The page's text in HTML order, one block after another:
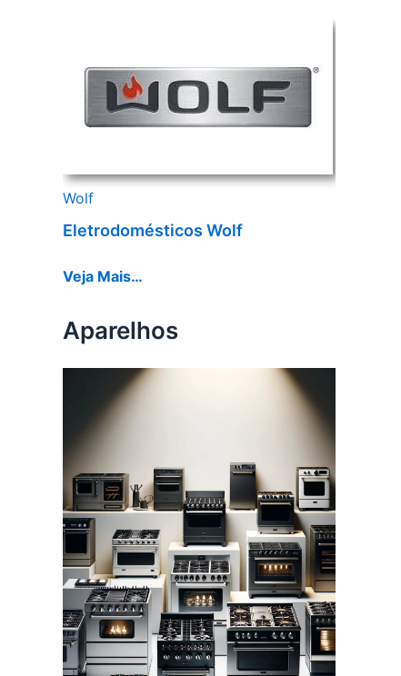
Wolf
Eletrodomésticos Wolf
Veja Mais…
Aparelhos